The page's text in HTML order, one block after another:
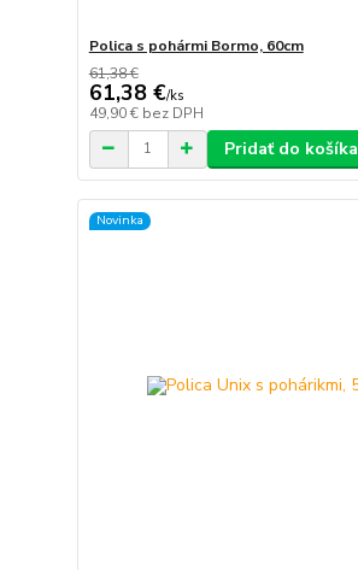
Polica s pohármi Bormo, 60cm
61,38 €
61,38 €/ks
49,90 € bez DPH
Pridať do košíka
Novinka